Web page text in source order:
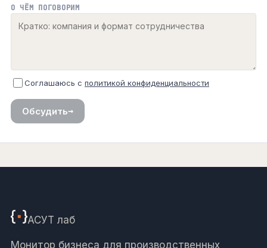
О ЧЁМ ПОГОВОРИМ
Соглашаюсь с политикой конфиденциальности
Обсудить→
АСУТ лаб
Монитор бизнеса для производственных